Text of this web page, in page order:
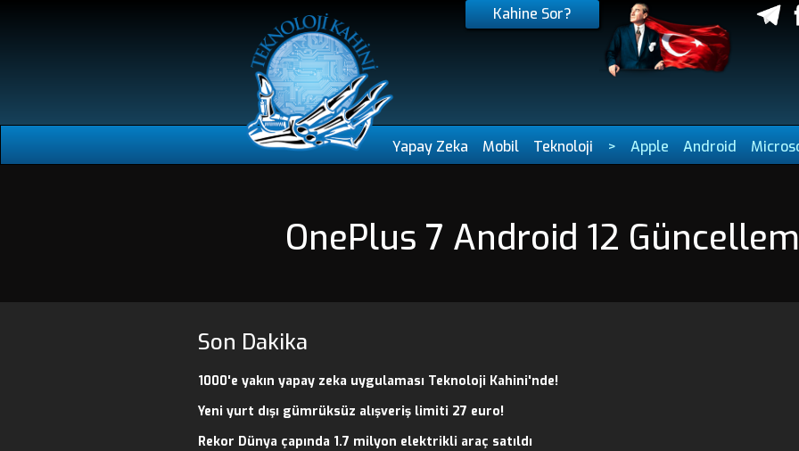
Kahine Sor?
Yapay Zeka Mobil Teknoloji > Apple Android
OnePlus 7 Android 12
Son Dakika
1000'e yakın yapay zeka uygulaması Teknoloji Kahini'nde!
Yeni yurt dışı gümrüksüz alışveriş limiti 27 euro!
Rekor Dünya çapında 1.7 milyon elektrikli araç satıldı